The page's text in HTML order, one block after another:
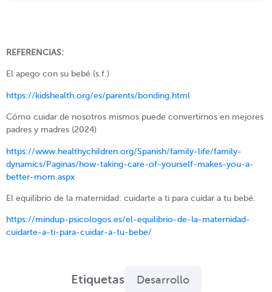
REFERENCIAS:
El apego con su bebé (s.f.)
https://kidshealth.org/es/parents/bonding.html
Cómo cuidar de nosotros mismos puede convertirnos en mejores
padres y madres (2024)
https://www.healthychildren.org/Spanish/family-life/family-
dynamics/Paginas/how-taking-care-of-yourself-makes-you-a-
better-mom.aspx
El equilibrio de la maternidad: cuidarte a ti para cuidar a tu bebé.
https://mindup-psicologos.es/el-equilibrio-de-la-maternidad-
cuidarte-a-ti-para-cuidar-a-tu-bebe/
Etiquetas Desarrollo